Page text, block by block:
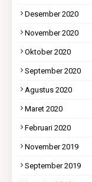
Desember 2020
November 2020
Oktober 2020
September 2020
Agustus 2020
Maret 2020
Februari 2020
November 2019
September 2019